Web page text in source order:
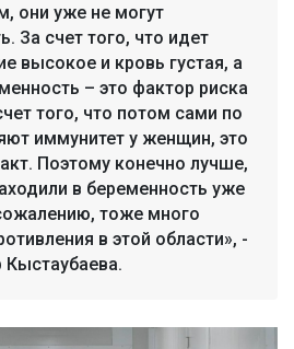
они уже не могут
За счет того, что идет
высокое и кровь густая, а
– это фактор риска
того, что потом сами по
иммунитет у женщин, это
Поэтому конечно лучше,
в беременность уже
тоже много
в этой области», -
Кыстаубаева.